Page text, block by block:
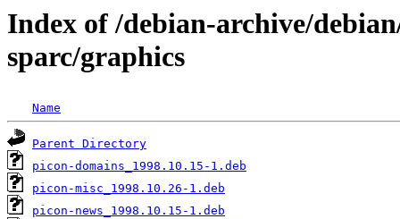
Index of /debian-archive/
sparc/graphics
Name
Parent Directory
picon-domains_1998.10.15-1.deb
picon-misc_1998.10.26-1.deb
picon-news_1998.10.15-1.deb